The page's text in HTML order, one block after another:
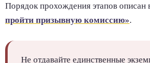
Порядок прохождения этапов описан
пройти призывную комиссию».
Не отдавайте единственные